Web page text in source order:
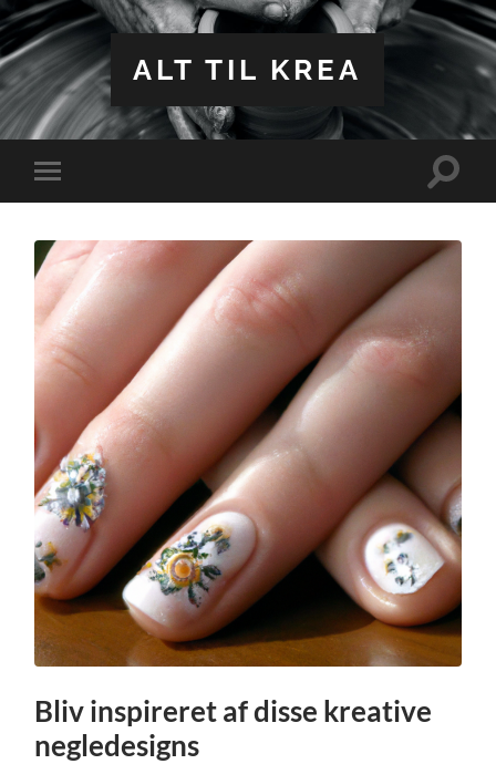
ALT TIL KREA
Toggle
mobile
Toggle
Bliv inspireret af disse kreative
negledesigns